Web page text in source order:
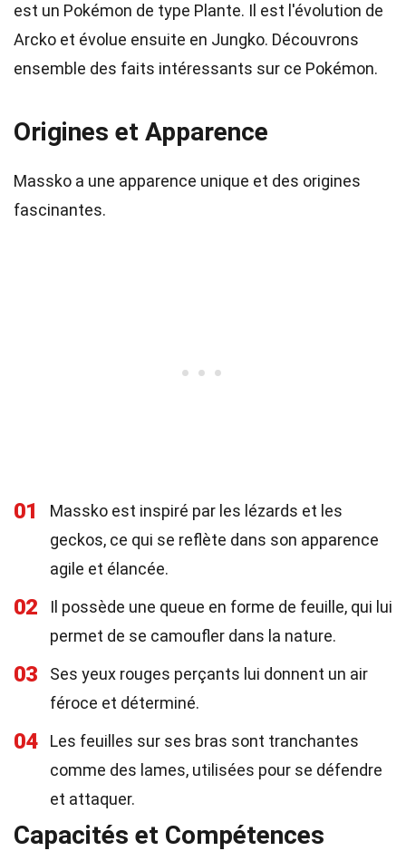
est un Pokémon de type Plante. Il est l'évolution de
Arcko et évolue ensuite en Jungko. Découvrons
ensemble des faits intéressants sur ce Pokémon.
Origines et Apparence
Massko a une apparence unique et des origines
fascinantes.
01
Massko est inspiré par les lézards et les
geckos, ce qui se reflète dans son apparence
agile et élancée.
02
Il possède une queue en forme de feuille, qui lui
permet de se camoufler dans la nature.
03
Ses yeux rouges perçants lui donnent un air
féroce et déterminé.
04
Les feuilles sur ses bras sont tranchantes
comme des lames, utilisées pour se défendre
et attaquer.
Capacités et Compétences